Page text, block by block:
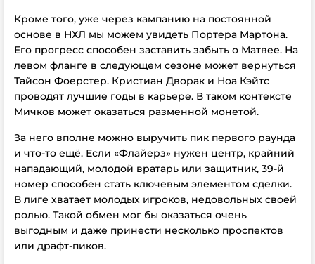
Кроме того, уже через кампанию на постоянной
основе в НХЛ мы можем увидеть Портера Мартона.
Его прогресс способен заставить забыть о Матвее. На
левом фланге в следующем сезоне может вернуться
Тайсон Фоерстер. Кристиан Дворак и Ноа Кэйтс
проводят лучшие годы в карьере. В таком контексте
Мичков может оказаться разменной монетой.
За него вполне можно выручить пик первого раунда
и что-то ещё. Если «Флайерз» нужен центр, крайний
нападающий, молодой вратарь или защитник, 39-й
номер способен стать ключевым элементом сделки.
В лиге хватает молодых игроков, недовольных своей
ролью. Такой обмен мог бы оказаться очень
выгодным и даже принести несколько проспектов
или драфт-пиков.